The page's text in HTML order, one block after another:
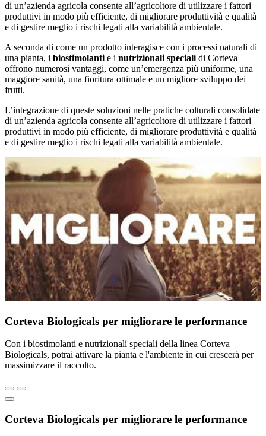
di un’azienda agricola consente all’agricoltore di utilizzare i fattori
produttivi in modo più efficiente, di migliorare produttività e qualità
e di gestire meglio i rischi legati alla variabilità ambientale.
A seconda di come un prodotto interagisce con i processi naturali di
una pianta, i biostimolanti e i nutrizionali speciali di Corteva
offrono numerosi vantaggi, come un’emergenza più uniforme, una
maggiore sanità, una fioritura ottimale e un migliore sviluppo dei
frutti.
L’integrazione di queste soluzioni nelle pratiche colturali consolidate
di un’azienda agricola consente all’agricoltore di utilizzare i fattori
produttivi in modo più efficiente, di migliorare produttività e qualità
e di gestire meglio i rischi legati alla variabilità ambientale.
Corteva Biologicals per migliorare le performance
Con i biostimolanti e nutrizionali speciali della linea Corteva
Biologicals, potrai attivare la pianta e l'ambiente in cui crescerà per
massimizzare il raccolto.
Corteva Biologicals per migliorare le performance